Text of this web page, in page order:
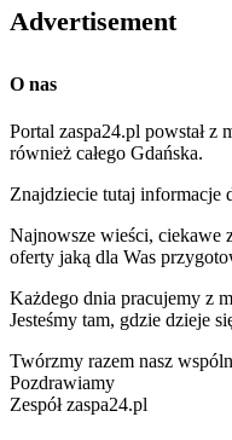
Advertisement
O nas
Portal zaspa24.pl powstał z
również całego Gdańska.
Znajdziecie tutaj informacje
Najnowsze wieści, ciekawe
oferty jaką dla Was
Każdego dnia pracujemy z
Jesteśmy tam, gdzie dzieje
Twórzmy razem nasz
Pozdrawiamy
Zespół zaspa24.pl